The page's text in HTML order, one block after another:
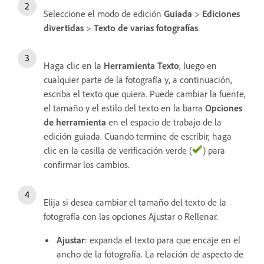
Seleccione el modo de edición Guiada > Ediciones
divertidas > Texto de varias fotografías.
Haga clic en la Herramienta Texto, luego en
cualquier parte de la fotografía y, a continuación,
escriba el texto que quiera. Puede cambiar la fuente,
el tamaño y el estilo del texto en la barra Opciones
de herramienta en el espacio de trabajo de la
edición guiada. Cuando termine de escribir, haga
clic en la casilla de verificación verde (
) para
confirmar los cambios.
Elija si desea cambiar el tamaño del texto de la
fotografía con las opciones Ajustar o Rellenar.
Ajustar: expanda el texto para que encaje en el
ancho de la fotografía. La relación de aspecto de